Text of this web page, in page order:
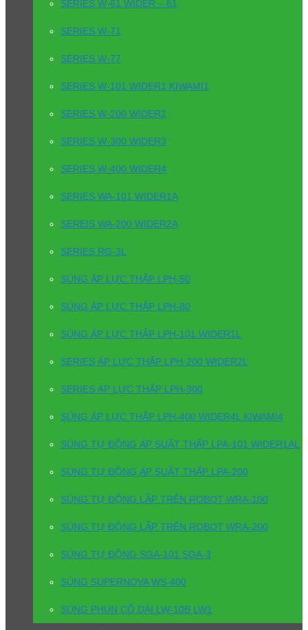
SERIES W-61 WIDER – 61
SERIES W-71
SERIES W-77
SERIES W-101 WIDER1 KIWAMI1
SERIES W-200 WIDER2
SERIES W-300 WIDER3
SERIES W-400 WIDER4
SERIES WA-101 WIDER1A
SEREIS WA-200 WIDER2A
SERIES RG-3L
SÚNG ÁP LỰC THẤP LPH-50
SÚNG ÁP LỰC THẤP LPH-80
SÚNG ÁP LỰC THẤP LPH-101 WIDER1L
SERIES ÁP LỰC THẤP LPH-200 WIDER2L
SERIES ÁP LỰC THẤP LPH-300
SÚNG ÁP LỰC THẤP LPH-400 WIDER4L KIWAMI4
SÚNG TỰ ĐỘNG ÁP SUẤT THẤP LPA-101 WIDER1AL
SÚNG TỰ ĐỘNG ÁP SUẤT THẤP LPA-200
SÚNG TỰ ĐỘNG LẮP TRÊN ROBOT WRA-100
SÚNG TỰ ĐỘNG LẮP TRÊN ROBOT WRA-200
SÚNG TỰ ĐỘNG SGA-101 SGA-3
SÚNG SUPERNOVA WS-400
SÚNG PHUN CỔ DÀI LW-10B LW1